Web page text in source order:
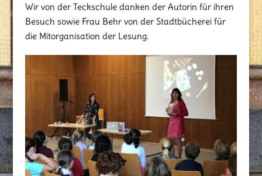
Wir von der Teckschule danken der Autorin für ihren
Besuch sowie Frau Behr von der Stadtbücherei für
die Mitorganisation der Lesung.